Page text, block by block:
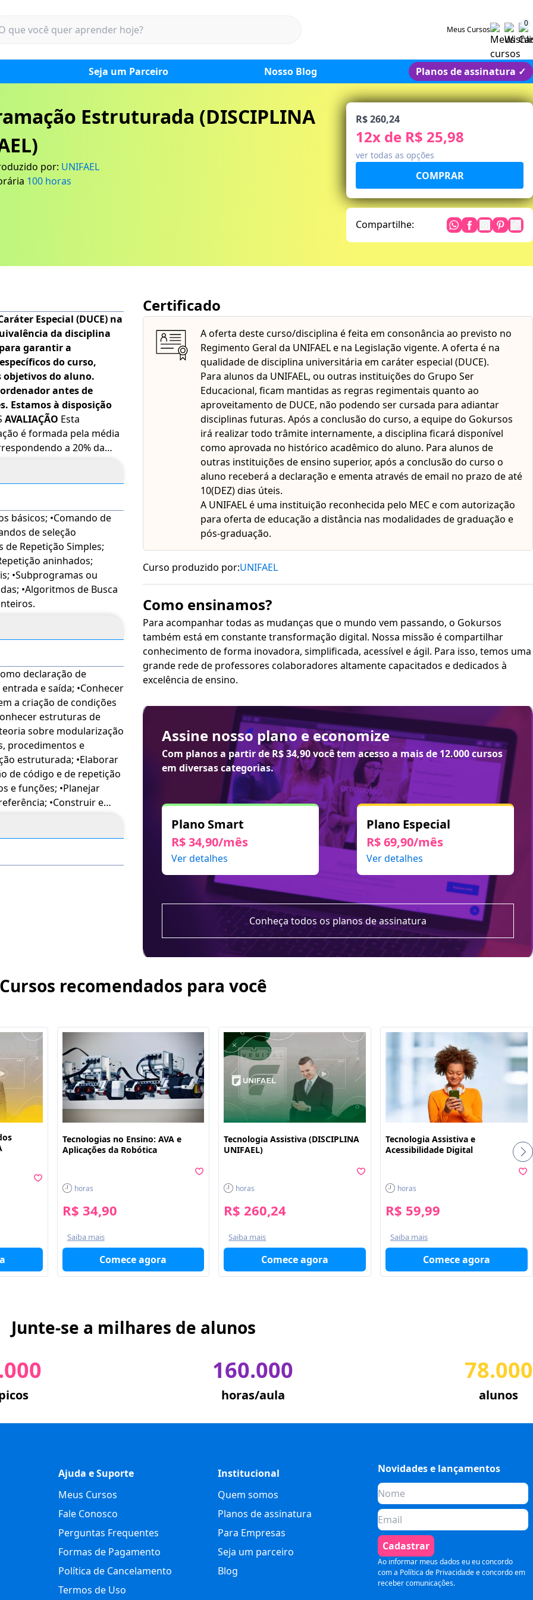
Meus Cursos
0
Seja um Parceiro Nosso Blog Planos de assinatura ✓
Estruturada (DISCIPLINA
por: UNIFAEL
100horas
R$ 260,24
12x de R$ 25,98
ver todas as opções
Compartilhe:
Especial (DUCE) na
da disciplina
garantir a
do curso,
objetivos do aluno.
antes de
Estamos à disposição
AVALIAÇÃO
é formada pela média
a 20% da
datas específicas. Para
maior que 6,0 na soma
para aprovação,
A oferta desta disciplina
(portaria registrada
de Ensino
Centro Universitário,
Portaria nº 328, de
de Disciplina
média igual ou
DE
do Grupo Ser
aproveitamento de
A UNIFAEL é uma
de educação a
básicos; •Comando de
de seleção
de Repetição Simples;
aninhados;
•Subprogramas ou
•Algoritmos de Busca
e saída; •Conhecer
estruturas de
sobre modularização
procedimentos e
estruturada; •Elaborar
e funções; •Planejar
•Construir e
informatizada; •Realizar
e com clareza de
Certificado
A oferta deste curso/disciplina é feita em consonância ao previsto no
Regimento Geral da UNIFAEL e na Legislação vigente. A oferta é na
qualidade de disciplina universitária em caráter especial (DUCE).
Para alunos da UNIFAEL, ou outras instituições do Grupo Ser
Educacional, ficam mantidas as regras regimentais quanto ao
aproveitamento de DUCE, não podendo ser cursada para adiantar
disciplinas futuras. Após a conclusão do curso, a equipe do Gokursos
irá realizar todo trâmite internamente, a disciplina ficará disponível
como aprovada no histórico acadêmico do aluno. Para alunos de
outras instituições de ensino superior, após a conclusão do curso o
aluno receberá a declaração e ementa através de email no prazo de até
10(DEZ) dias úteis.
A UNIFAEL é uma instituição reconhecida pelo MEC e com autorização
para oferta de educação a distância nas modalidades de graduação e
pós-graduação.
Curso produzido por:UNIFAEL
Como ensinamos?
Para acompanhar todas as mudanças que o mundo vem passando, o Gokursos
também está em constante transformação digital. Nossa missão é compartilhar
conhecimento de forma inovadora, simplificada, acessível e ágil. Para isso, temos uma
grande rede de professores colaboradores altamente capacitados e dedicados à
excelência de ensino.
Assine nosso plano e economize
Com planos a partir deR$ 34,90você tem acesso a mais de 12.000 cursos
em diversas categorias.
Plano Smart
R$ 34,90/mês
Ver detalhes
Plano Especial
R$ 69,90/mês
Ver detalhes
Conheça todos os planos de assinatura
Cursos recomendados para você
Tecnologias no Ensino: AVA e
Aplicações da Robótica
horas
R$ 34,90
Saiba mais
Comece agora
Tecnologia Assistiva (DISCIPLINA
UNIFAEL)
horas
R$ 260,24
Saiba mais
Comece agora
Tecnologia Assistiva e
Acessibilidade Digital
horas
R$ 59,99
Saiba mais
Comece agora
Junte-se a milhares de alunos
160.000
horas/aula
78.000
alunos
Ajuda e Suporte
Meus Cursos
Fale Conosco
Perguntas Frequentes
Formas de Pagamento
Política de Cancelamento
Termos de Uso
Institucional
Quem somos
Planos de assinatura
Para Empresas
Seja um parceiro
Blog
Novidades e lançamentos
Cadastrar
Ao informar meus dados eu eu concordo
com a Política de Privacidadee concordo em
receber comunicações.